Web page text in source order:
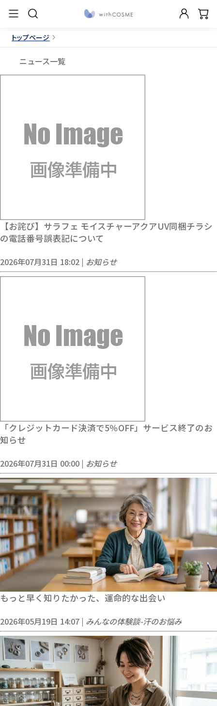
トップページ
ニュース一覧
【お詫び】サラフェ モイスチャーアクアUV同梱チラシ
の電話番号誤表記について
2026年07月31日 18:02 | お知らせ
「クレジットカード決済で5％OFF」サービス終了のお
知らせ
2026年07月31日 00:00 | お知らせ
もっと早く知りたかった、運命的な出会い
2026年05月19日 14:07 | みんなの体験談-汗のお悩み